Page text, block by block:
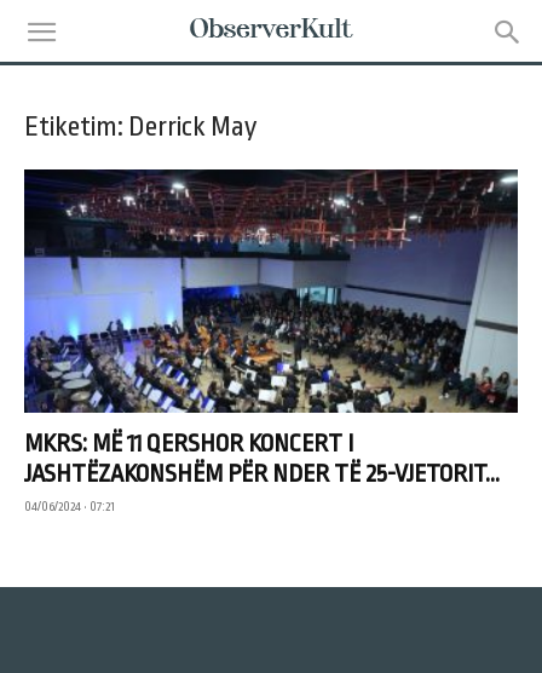
Etiketim: Derrick May
MKRS: MË 11 QERSHOR KONCERT I
JASHTËZAKONSHËM PËR NDER TË 25-VJETORIT...
04/06/2024 • 07:21